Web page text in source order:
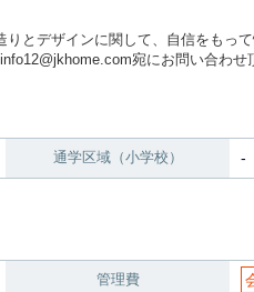
とデザインに関して、自信をもっ
宛にお問い合わ
通学区域（小学校） -
管理費